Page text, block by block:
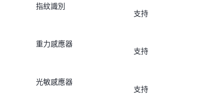
指紋識別
支持
重力感應器
支持
光敏感應器
支持